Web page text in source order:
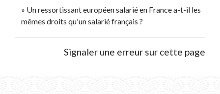
Un ressortissant européen salarié en France a-t-il les
mêmes droits qu'un salarié français ?
Signaler une erreur sur cette page